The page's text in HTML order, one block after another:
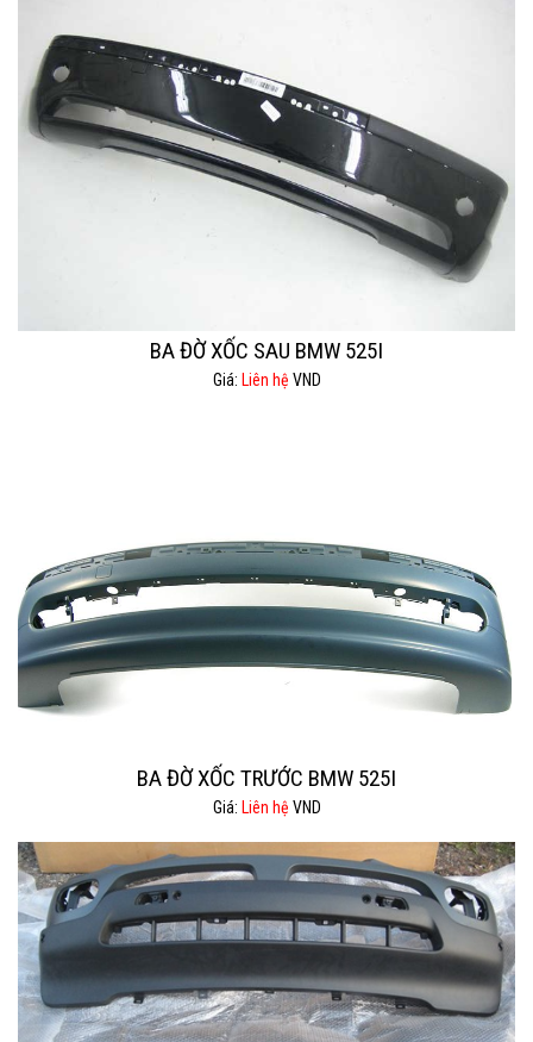
BA ĐỜ XỐC SAU BMW 525I
Giá: Liên hệ VND
BA ĐỜ XỐC TRƯỚC BMW 525I
Giá: Liên hệ VND